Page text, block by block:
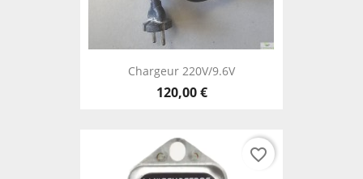
Chargeur 220V/9.6V
120,00 €
favorite_border